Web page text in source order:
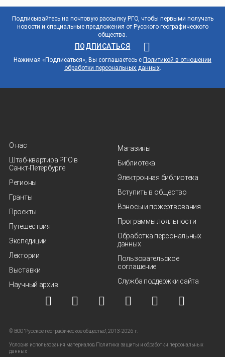
Подписывайтесь на почтовую рассылку РГО, чтобы первыми получать
новости и специальные предложения от Русского географического
общества.
ПОДПИСАТЬСЯ
Нажимая «Подписаться», Вы соглашаетесь с Политикой в отношении
обработки персональных данных.
О нас
Штаб-квартира РГО в
Санкт‑Петербурге
Регионы
Гранты
Проекты
Путешествия
Экспедиции
Лектории
Выставки
Научный архив
Магазины
Библиотека
Электронная библиотека
Вступить в общество
Взносы и пожертвования
Программы лояльности
Обработка персональных
данных
Пользовательское
соглашение
Служба поддержки сайта
© ВОО "Русское географическое общество", 2013-2026 г.
Условия использования материалов Политика защиты и обработки персональных
данных